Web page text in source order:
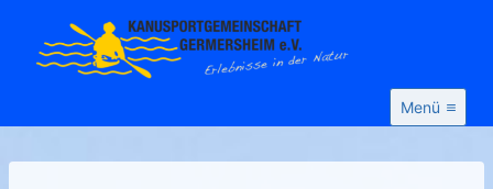
Inhalt
springen
Menü